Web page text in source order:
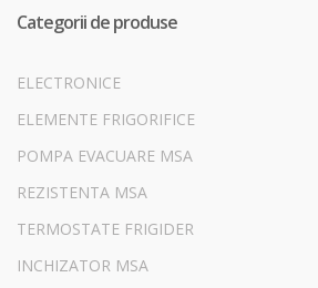
Categorii de produse
ELECTRONICE
ELEMENTE FRIGORIFICE
POMPA EVACUARE MSA
REZISTENTA MSA
TERMOSTATE FRIGIDER
INCHIZATOR MSA